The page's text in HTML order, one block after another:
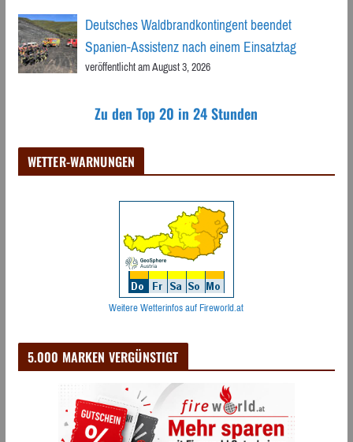
Deutsches Waldbrandkontingent beendet
Spanien-Assistenz nach einem Einsatztag
veröffentlicht am August 3, 2026
Zu den Top 20 in 24 Stunden
WETTER-WARNUNGEN
Weitere Wetterinfos auf Fireworld.at
5.000 MARKEN VERGÜNSTIGT